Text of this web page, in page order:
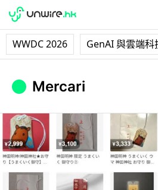
WWDC 2026 GenAI 與雲端科
Mercari